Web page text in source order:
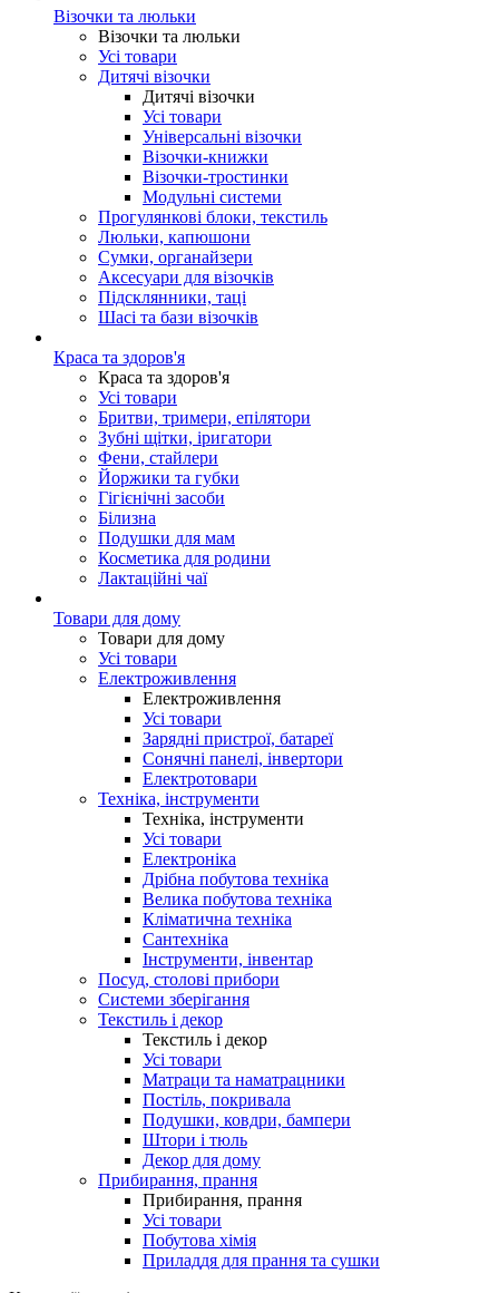
Візочки та люльки
Візочки та люльки
Усі товари
Дитячі візочки
Дитячі візочки
Усі товари
Універсальні візочки
Візочки-книжки
Візочки-тростинки
Модульні системи
Прогулянкові блоки, текстиль
Люльки, капюшони
Сумки, органайзери
Аксесуари для візочків
Підсклянники, таці
Шасі та бази візочків
Краса та здоров'я
Краса та здоров'я
Усі товари
Бритви, тримери, епілятори
Зубні щітки, іригатори
Фени, стайлери
Йоржики та губки
Гігієнічні засоби
Білизна
Подушки для мам
Косметика для родини
Лактаційні чаї
Товари для дому
Товари для дому
Усі товари
Електроживлення
Електроживлення
Усі товари
Зарядні пристрої, батареї
Сонячні панелі, інвертори
Електротовари
Техніка, інструменти
Техніка, інструменти
Усі товари
Електроніка
Дрібна побутова техніка
Велика побутова техніка
Кліматична техніка
Сантехніка
Інструменти, інвентар
Посуд, столові прибори
Системи зберігання
Текстиль і декор
Текстиль і декор
Усі товари
Матраци та наматрацники
Постіль, покривала
Подушки, ковдри, бампери
Штори і тюль
Декор для дому
Прибирання, прання
Прибирання, прання
Усі товари
Побутова хімія
Приладдя для прання та сушки